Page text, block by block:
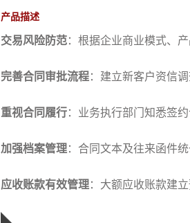
产品描述
交易风险防范：根据企业商业模式、
完善合同审批流程：建立新客户资信
重视合同履行：业务执行部门知悉签
加强档案管理：合同文本及往来函件统
应收账款有效管理：大额应收账款建立